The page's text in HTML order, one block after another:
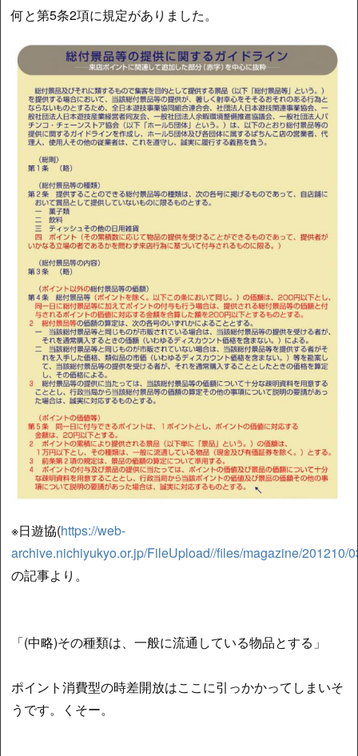
何と第5条2項に規定がありました。
※日遊協(https://web-
archive.nichiyukyo.or.jp/FileUpload//files/magazine/201210/
の記事より。
「(中略)その種類は、一般に流通している物品とする」
ポイント消費型の時差開放はここに引っかかってしまいそ
うです。くそー。